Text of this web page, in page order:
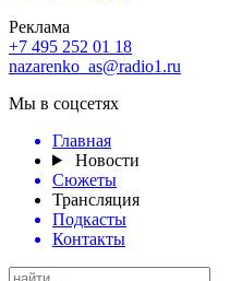
Реклама
+7 495 252 01 18
nazarenko_as@radio1.ru
Мы в соцсетях
Главная
Новости
Сюжеты
Трансляция
Подкасты
Контакты